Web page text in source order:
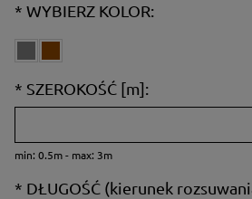
* WYBIERZ KOLOR:
* SZEROKOŚĆ [m]:
min: 0.5m - max: 3m
* DŁUGOŚĆ (kierunek